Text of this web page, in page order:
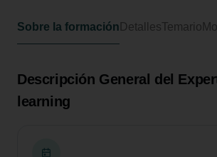
Sobre la formación DetallesTemario
Descripción General del
learning